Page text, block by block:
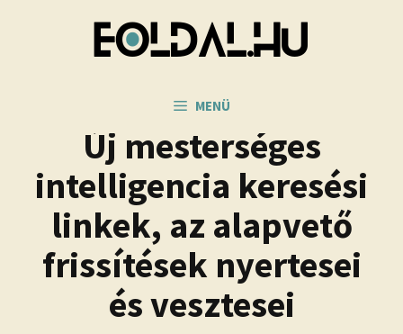
MENÜ
Új mesterséges
intelligencia keresési
linkek, az alapvető
frissítések nyertesei
és vesztesei